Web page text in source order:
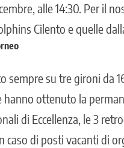
alle 14:30. Per il
Cilento e quelle
sempre su tre gironi da
hanno ottenuto la
di Eccellenza, le 3
caso di posti vacanti di